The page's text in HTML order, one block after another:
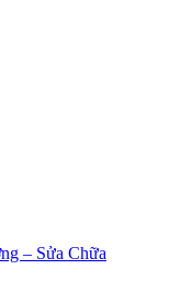
– Sửa Chữa